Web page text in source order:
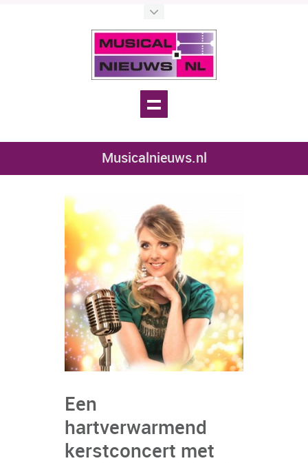
Musicalnieuws.nl
Een
hartverwarmend
kerstconcert met